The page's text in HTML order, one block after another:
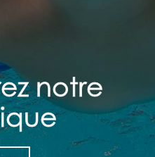
notre
notre